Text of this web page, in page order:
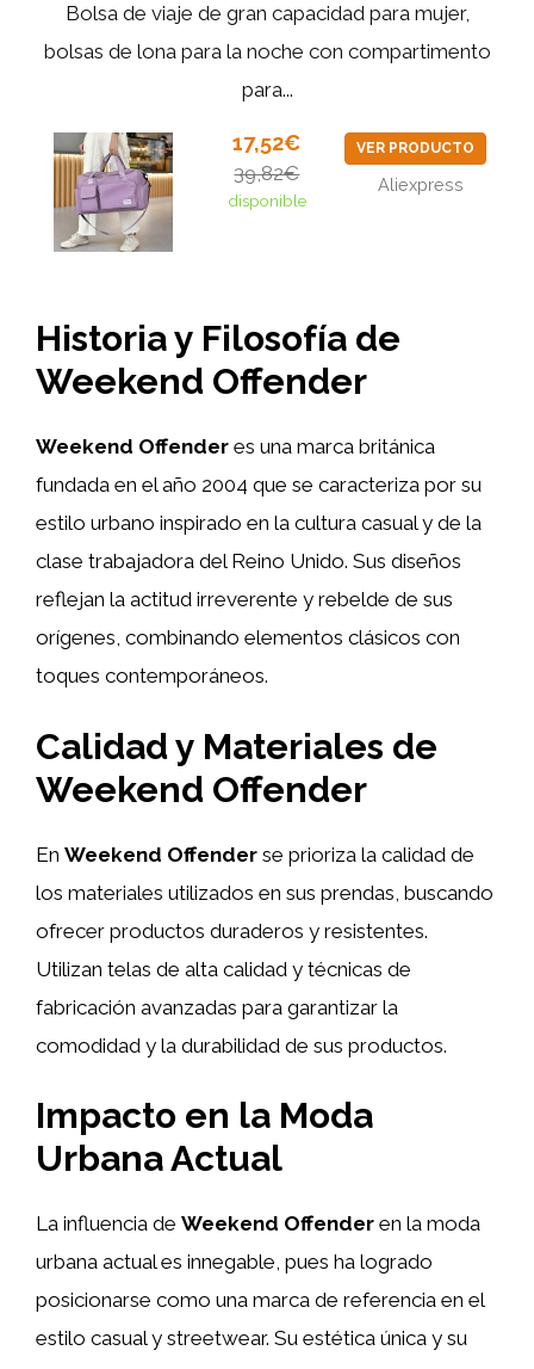
Bolsa de viaje de gran capacidad para mujer,
bolsas de lona para la noche con compartimento
para...
17,52€
39,82€
disponible
VER PRODUCTO
Aliexpress
Historia y Filosofía de
Weekend Offender
Weekend Offender es una marca británica
fundada en el año 2004 que se caracteriza por su
estilo urbano inspirado en la cultura casual y de la
clase trabajadora del Reino Unido. Sus diseños
reflejan la actitud irreverente y rebelde de sus
orígenes, combinando elementos clásicos con
toques contemporáneos.
Calidad y Materiales de
Weekend Offender
En Weekend Offender se prioriza la calidad de
los materiales utilizados en sus prendas, buscando
ofrecer productos duraderos y resistentes.
Utilizan telas de alta calidad y técnicas de
fabricación avanzadas para garantizar la
comodidad y la durabilidad de sus productos.
Impacto en la Moda
Urbana Actual
La influencia de Weekend Offender en la moda
urbana actual es innegable, pues ha logrado
posicionarse como una marca de referencia en el
estilo casual y streetwear. Su estética única y su